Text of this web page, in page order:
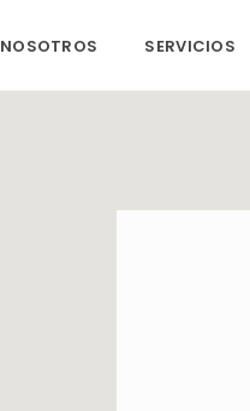
NOSOTROS SERVICIOS